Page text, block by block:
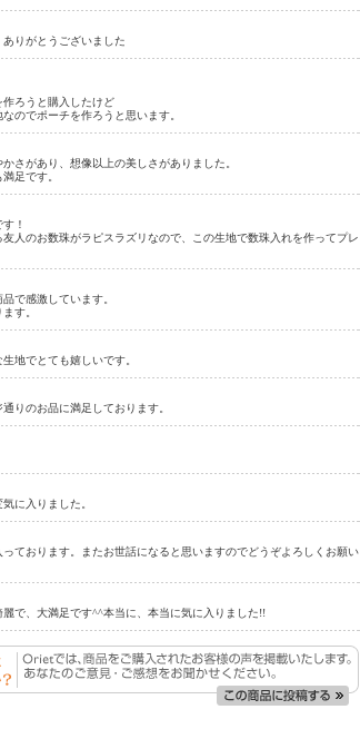
りがとうございました
ろうと購入したけど
のでポーチを作ろうと思います。
さがあり、想像以上の美しさがありました。
足です。
！
人のお数珠がラピスラズリなので、この生地で数珠入れを作ってプレ
で感激しています。
す。
地でとても嬉しいです。
りのお品に満足しております。
に入りました。
っております。またお世話になると思いますのでどうぞよろしくお願い
麗で、大満足です^^本当に、本当に気に入りました!!